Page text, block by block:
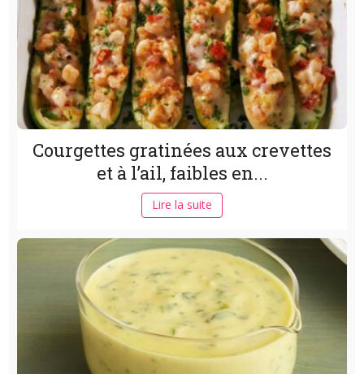
Courgettes gratinées aux crevettes
et à l’ail, faibles en...
Lire la suite